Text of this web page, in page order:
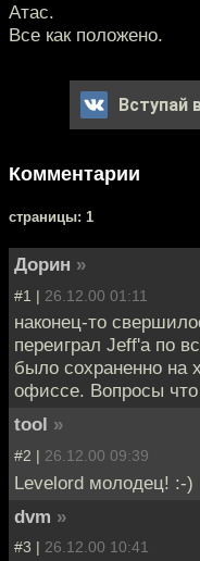
Атас.
Все как положено.
Вступай
Комментарии
cтраницы: 1
Дорин »
#1 | 26.12.00 01:11
наконец-то
переиграл Jeff'а по
было сохраненно на
офиссе. Вопросы что
tool »
#2 | 26.12.00 09:39
Levelord молодец! :-)
dvm »
#3 | 26.12.00 10:41